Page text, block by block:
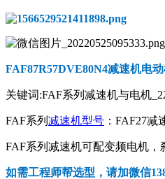
FAF87R57DVE80N4减速机电
关键词:FAF系列减速机与电机
FAF系列 减速机型号 ：FAF27
FAF系列减速机可配变频电机
如需工程师帮选型，请加微信